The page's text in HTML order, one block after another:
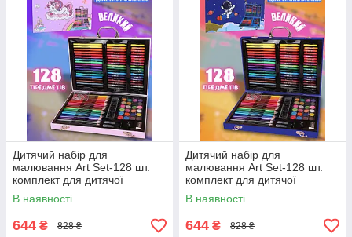
Дитячий набір для
малювання Art Set-128 шт.
комплект для дитячої
творчості у валізі Рожевий
В наявності
644 ₴ 828 ₴
Дитячий набір для
малювання Art Set-128 шт.
комплект для дитячої
творчості у валізі Синій
В наявності
644 ₴ 828 ₴